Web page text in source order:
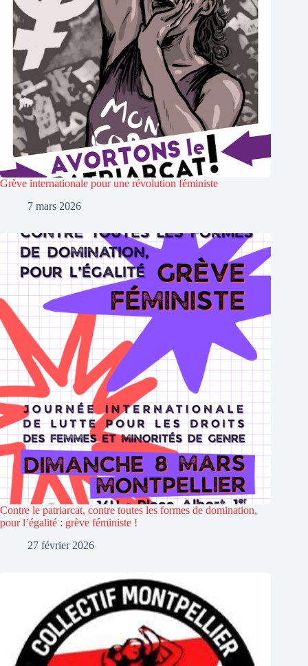
Grève internationale pour une révolution féministe
7 mars 2026
Contre le patriarcat, contre toutes les formes de domination,
pour l’égalité : grève féministe !
27 février 2026